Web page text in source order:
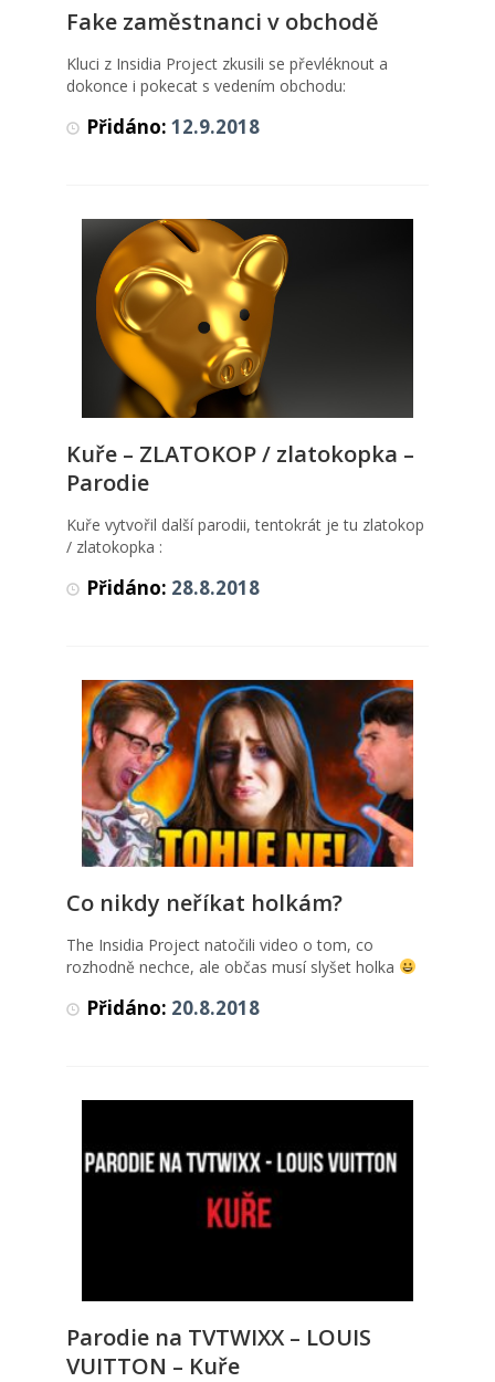
Fake zaměstnanci v obchodě
Fake zaměstnanci v obchodě
Kluci z Insidia Project zkusili se převléknout a
dokonce i pokecat s vedením obchodu:
Přidáno: 12.9.2018
Kuře – ZLATOKOP / zlatokopka –
Parodie
Kuře – ZLATOKOP / zlatokopka –
Parodie
Kuře vytvořil další parodii, tentokrát je tu zlatokop
/ zlatokopka :
Přidáno: 28.8.2018
Co nikdy neříkat holkám?
Co nikdy neříkat holkám?
The Insidia Project natočili video o tom, co
rozhodně nechce, ale občas musí slyšet holka
Přidáno: 20.8.2018
Parodie na TVTWIXX – LOUIS
VUITTON – Kuře
Parodie na TVTWIXX – LOUIS
VUITTON – Kuře